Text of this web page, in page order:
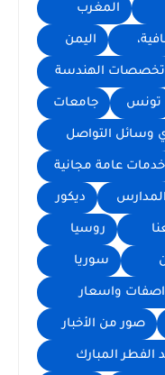
المغرب
اليمن
تخصصات الهندسة
تونس جامعات
وسائل التواصل
خدمات عامة مجانية
ديكور
روسيا
سوريا
واسعار
صور من الأخبار
الفطر المبارك